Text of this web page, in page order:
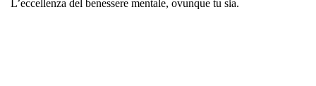
L’eccellenza del benessere mentale, ovunque tu sia.